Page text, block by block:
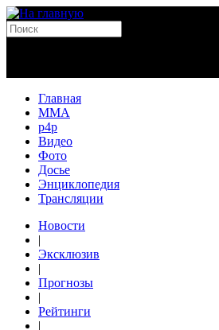
Главная
MMA
p4p
Видео
Фото
Досье
Энциклопедия
Трансляции
Новости
|
Эксклюзив
|
Прогнозы
|
Рейтинги
|